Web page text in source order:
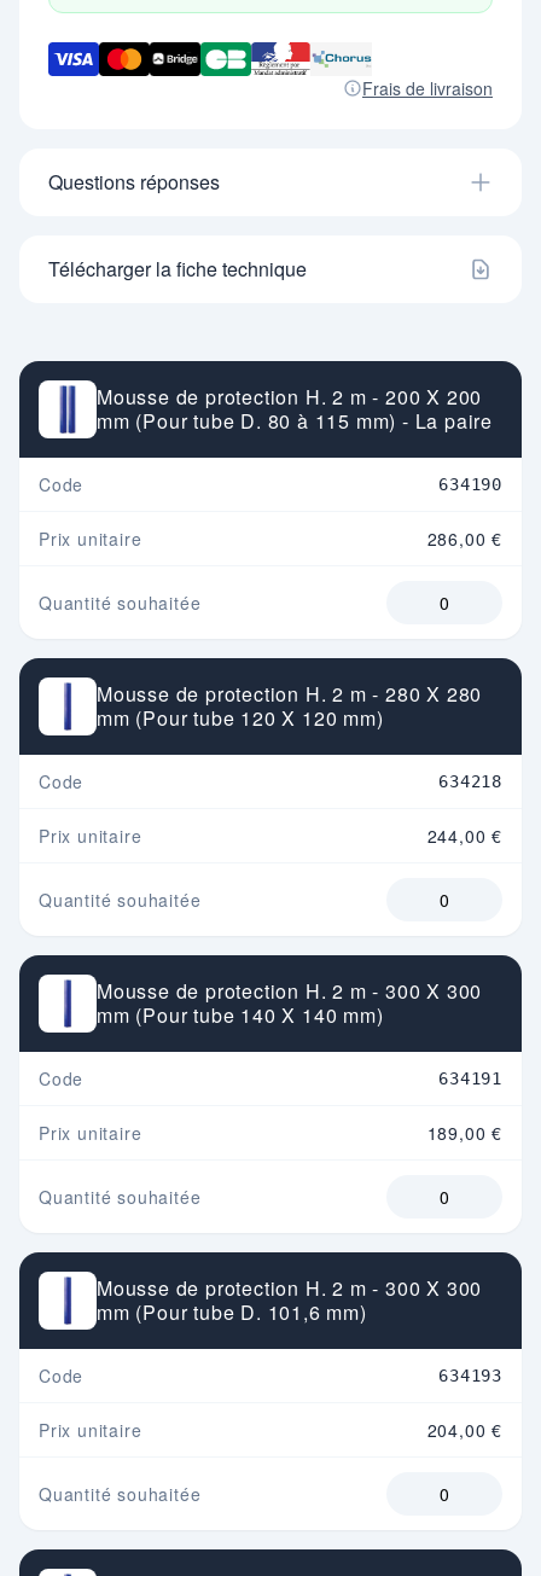
Frais de livraison
Questions réponses
Télécharger la fiche technique
Mousse de protection H. 2 m - 200 X 200
mm (Pour tube D. 80 à 115 mm) - La paire
Code 634190
Prix unitaire 286,00 €
Quantité souhaitée
Mousse de protection H. 2 m - 280 X 280
mm (Pour tube 120 X 120 mm)
Code 634218
Prix unitaire 244,00 €
Quantité souhaitée
Mousse de protection H. 2 m - 300 X 300
mm (Pour tube 140 X 140 mm)
Code 634191
Prix unitaire 189,00 €
Quantité souhaitée
Mousse de protection H. 2 m - 300 X 300
mm (Pour tube D. 101,6 mm)
Code 634193
Prix unitaire 204,00 €
Quantité souhaitée